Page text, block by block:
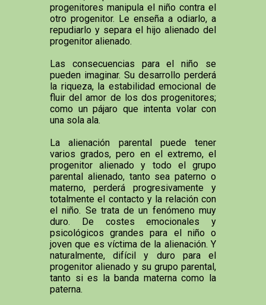
progenitores manipula el niño contra el
otro progenitor. Le enseña a odiarlo, a
repudiarlo y separa el hijo alienado del
progenitor alienado.
Las consecuencias para el niño se
pueden imaginar. Su desarrollo perderá
la riqueza, la estabilidad emocional de
fluir del amor de los dos progenitores;
como un pájaro que intenta volar con
una sola ala.
La alienación parental puede tener
varios grados, pero en el extremo, el
progenitor alienado y todo el grupo
parental alienado, tanto sea paterno o
materno, perderá progresivamente y
totalmente el contacto y la relación con
el niño. Se trata de un fenómeno muy
duro. De costes emocionales y
psicológicos grandes para el niño o
joven que es víctima de la alienación. Y
naturalmente, difícil y duro para el
progenitor alienado y su grupo parental,
tanto si es la banda materna como la
paterna.